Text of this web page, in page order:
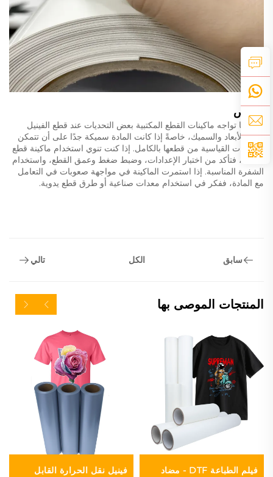
ملخص
عادةً ما تواجه ماكينات القطع المكتبية بعض التحديات عند قطع الفينيل
ثلاثي الأبعاد والسميك، خاصةً إذا كانت المادة سميكة جدًا على أن تتمكن
الماكينات القياسية من قطعها بالكامل. إذا كنت تنوي استخدام ماكينة قطع
مكتبية، فتأكد من اختبار الإعدادات، وضبط ضغط وعمق القطع، واستخدام
الشفرة المناسبة. إذا استمرت الماكينة في مواجهة صعوبات في التعامل
مع المادة، ففكر في استخدام معدات صناعية أو طرق قطع يدوية.
سابق الكل تالي
المنتجات الموصى بها
فيلم الطباعة DTF - مضاد
فينيل نقل الحرارة القابل